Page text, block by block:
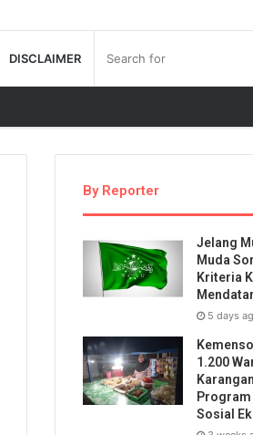
DISCLAIMER
By Reporter
Jelang
Muda
Kriteria
5 days
1.200
Program
Sosial